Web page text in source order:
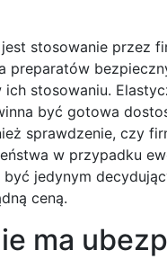
stosowanie przez
preparatów
stosowaniu.
być gotowa
sprawdzenie, czy
w przypadku
jedynym
ceną.
ma